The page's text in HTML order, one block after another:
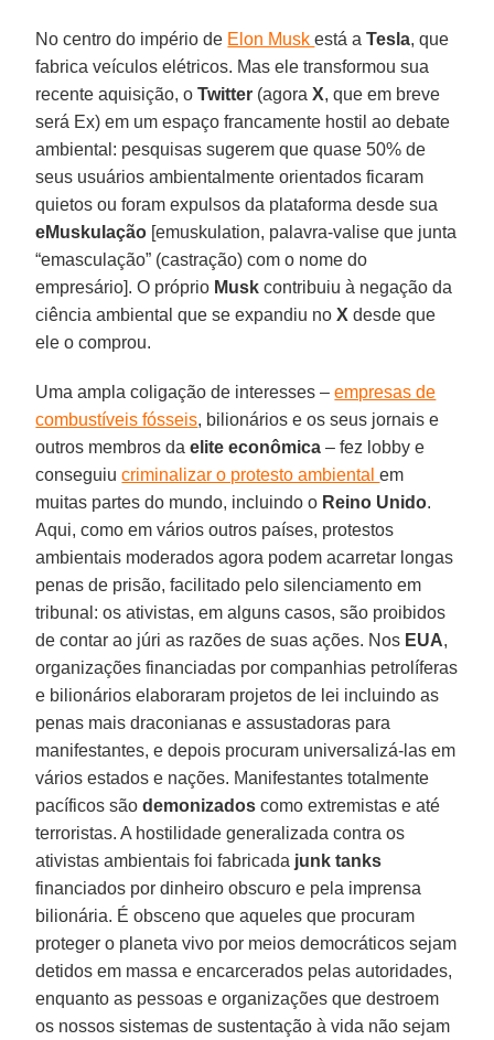
No centro do império de Elon Muskestá aTesla, que
fabrica veículos elétricos. Mas ele transformou sua
recente aquisição, oTwitter (agoraX, que em breve
será Ex) em um espaço francamente hostil ao debate
ambiental: pesquisas sugerem que quase 50% de
seus usuários ambientalmente orientados ficaram
quietos ou foram expulsos da plataforma desde sua
eMuskulação [emuskulation, palavra-valise que junta
“emasculação” (castração) com o nome do
empresário]. O próprio Musk contribuiu à negação da
ciência ambiental que se expandiu noX desde que
ele o comprou.
Uma ampla coligação de interesses –empresas de
combustíveis fósseis, bilionários e os seus jornais e
outros membros daelite econômica – fez lobby e
conseguiucriminalizar o protesto ambientalem
muitas partes do mundo, incluindo o Reino Unido.
Aqui, como em vários outros países, protestos
ambientais moderados agora podem acarretar longas
penas de prisão, facilitado pelo silenciamento em
tribunal: os ativistas, em alguns casos, são proibidos
de contar ao júri as razões de suas ações. Nos EUA,
organizações financiadas por companhias petrolíferas
e bilionários elaboraram projetos de lei incluindo as
penas mais draconianas e assustadoras para
manifestantes, e depois procuram universalizá-las em
vários estados e nações. Manifestantes totalmente
pacíficos sãodemonizados como extremistas e até
terroristas. A hostilidade generalizada contra os
ativistas ambientais foi fabricada junk tanks
financiados por dinheiro obscuro e pela imprensa
bilionária. É obsceno que aqueles que procuram
proteger o planeta vivo por meios democráticos sejam
detidos em massa e encarcerados pelas autoridades,
enquanto as pessoas e organizações que destroem
os nossos sistemas de sustentação à vida não sejam